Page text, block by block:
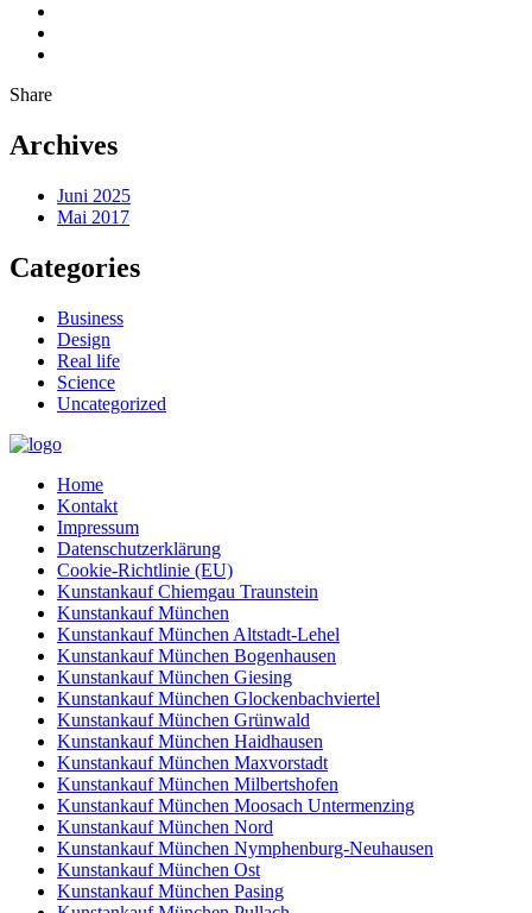
Share
Archives
Juni 2025
Mai 2017
Categories
Business
Design
Real life
Science
Uncategorized
Home
Kontakt
Impressum
Datenschutzerklärung
Cookie-Richtlinie (EU)
Kunstankauf Chiemgau Traunstein
Kunstankauf München
Kunstankauf München Altstadt-Lehel
Kunstankauf München Bogenhausen
Kunstankauf München Giesing
Kunstankauf München Glockenbachviertel
Kunstankauf München Grünwald
Kunstankauf München Haidhausen
Kunstankauf München Maxvorstadt
Kunstankauf München Milbertshofen
Kunstankauf München Moosach Untermenzing
Kunstankauf München Nord
Kunstankauf München Nymphenburg-Neuhausen
Kunstankauf München Ost
Kunstankauf München Pasing